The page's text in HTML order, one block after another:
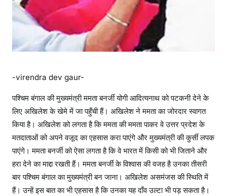
म
-virendra dev gaur-
पश्चिम बंगाल की मुख्यमंत्री ममता बनर्जी योगी आदित्यनाथ को पटकनी देने के
लिए अखिलेश के खेमे में जा पहुँची हैं। अखिलेश ने ममता का जोरदार स्वागत
किया है। अखिलेश को लगता है कि ममता की ममता पाकर वे उत्तर प्रदेश के
मतदाताओं को अपने वजूद का एहसास करा पाएंगे और मुख्यमंत्री की कुर्सी लपक
पाएंगे। ममता बनर्जी को ऐसा लगता है कि वे भारत में किसी को भी जिताने और
हरा देने का माद्दा रखती हैं। ममता बनर्जी के विश्वास की वजह है उनका तीसरी
बार पश्चिम बंगाल का मुख्यमंत्री बन जाना। अखिलेश असमंजस की स्थिति में
हैं। उन्हें इस बात का भी एहसास है कि उनका यह दाँव उल्टा भी पड़ सकता है।